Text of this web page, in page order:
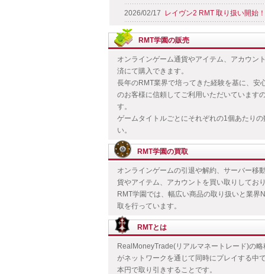
2026/02/17 レイヴン2 RMT 取り扱い開始！
RMT学園の販売
オンラインゲーム通貨やアイテム、アカウン
済にて購入できます。
長年のRMT業界で培ってきた経験を基に、安
のお客様に信頼してご利用いただいています
す。
ゲームタイトルごとにそれぞれの1個あたり
い。
RMT学園の買取
オンラインゲームの引退や解約、サーバー移
貨やアイテム、アカウントを買い取りしてお
RMT学園では、幅広い商品の取り扱いと業
取を行っています。
RMTとは
RealMoneyTrade(リアルマネートレード)の
がネットワークを通じて同時にプレイする中
本円で取り引きすることです。